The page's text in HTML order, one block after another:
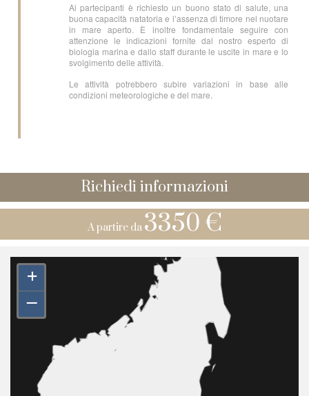
Ai partecipanti è richiesto un buono stato di salute, una
buona capacità natatoria e l’assenza di timore nel nuotare
in mare aperto. È inoltre fondamentale seguire con
attenzione le indicazioni fornite dal nostro esperto di
biologia marina e dallo staff durante le uscite in mare e lo
svolgimento delle attività.
Le attività potrebbero subire variazioni in base alle
condizioni meteorologiche e del mare.
Richiedi informazioni
A partire da 3350 €
+
–